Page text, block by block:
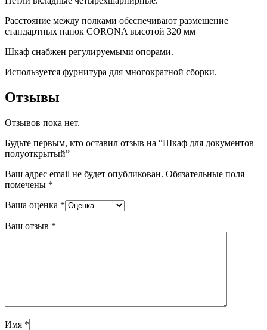
Расстояние между полками обеспечивают размещение
стандартных папок CORONA высотой 320 мм
Шкаф снабжен регулируемыми опорами.
Используется фурнитура для многократной сборки.
Отзывы
Отзывов пока нет.
Будьте первым, кто оставил отзыв на “Шкаф для документов
полуоткрытый”
Ваш адрес email не будет опубликован. Обязательные поля
помечены *
Ваша оценка *
Ваш отзыв *
Имя *